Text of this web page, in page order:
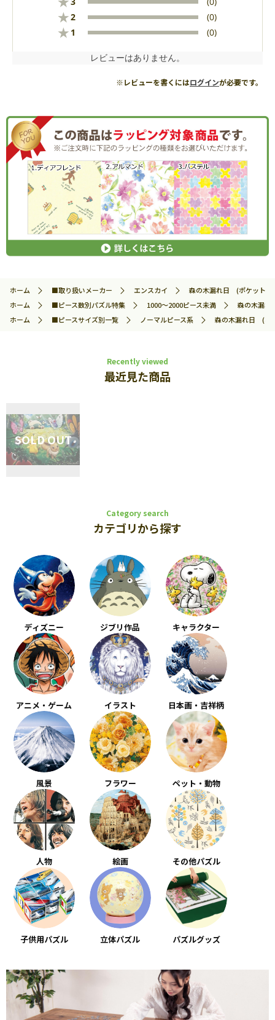
★2 (0)
★ 1 (0)
レビューはありません。
※レビューを書くにはログインが必要です。
ホーム ■取り扱いメーカー エンスカイ
森の木漏れ日 (ポケット
ホーム
■ピース数別パズル特集 1000～2000ピース未満
森の木漏
ホーム
■ピースサイズ別一覧 ノーマルピース系 森の木漏れ日 (ポ
Recently viewed
最近見た商品
Category search
カテゴリから探す
ディズニー ジブリ作品 キャラクター
アニメ・ゲーム イラスト 日本画・吉祥柄
風景 フラワー ペット・動物
人物 絵画 その他パズル
子供用パズル 立体パズル パズルグッズ